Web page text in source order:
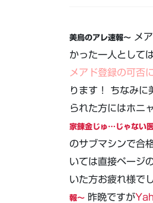
美鳥のアレ速報～
メ
かった一人として
メアド登録の可否
ります！ ちなみに
られた方にはホニ
家錬金じゅ…じゃない
のサブマシンで合
いては直接ページ
いた方お疲れ様でし
報～ 昨晩ですが